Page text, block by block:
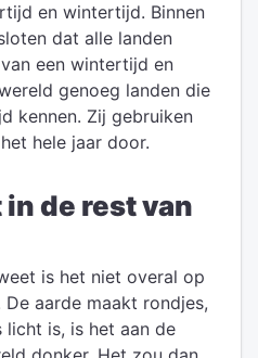
en wintertijd. Binnen
dat alle landen
een wintertijd en
genoeg landen die
kennen. Zij gebruiken
hele jaar door.
de rest van
is het niet overal op
aarde maakt rondjes,
licht is, is het aan de